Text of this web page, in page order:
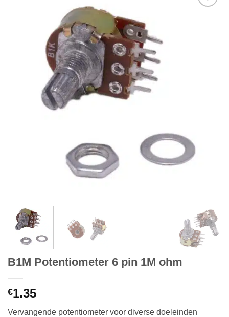
B1M Potentiometer 6 pin 1M ohm
€1.35
Vervangende potentiometer voor diverse doeleinden